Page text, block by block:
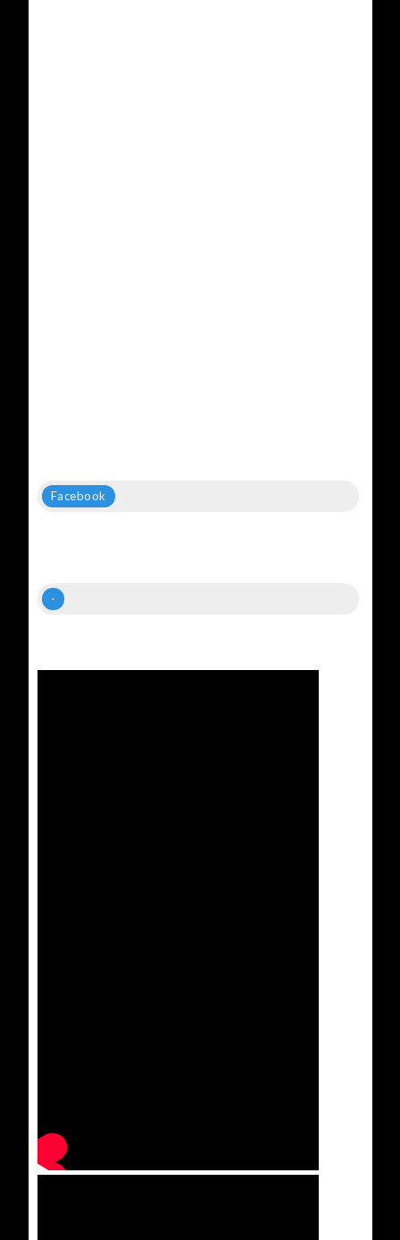
Facebook
-